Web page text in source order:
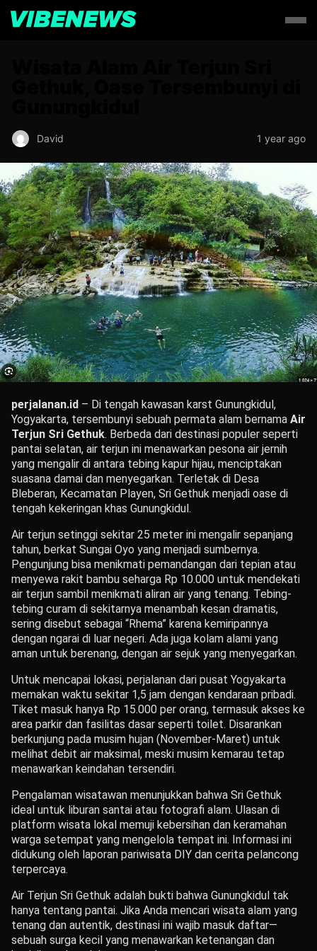
David 1 year ago
perjalanan.id – Di tengah kawasan karst Gunungkidul,
Yogyakarta, tersembunyi sebuah permata alam bernama Air
Terjun Sri Gethuk. Berbeda dari destinasi populer seperti
pantai selatan, air terjun ini menawarkan pesona air jernih
yang mengalir di antara tebing kapur hijau, menciptakan
suasana damai dan menyegarkan. Terletak di Desa
Bleberan, Kecamatan Playen, Sri Gethuk menjadi oase di
tengah kekeringan khas Gunungkidul.
Air terjun setinggi sekitar 25 meter ini mengalir sepanjang
tahun, berkat Sungai Oyo yang menjadi sumbernya.
Pengunjung bisa menikmati pemandangan dari tepian atau
menyewa rakit bambu seharga Rp 10.000 untuk mendekati
air terjun sambil menikmati aliran air yang tenang. Tebing-
tebing curam di sekitarnya menambah kesan dramatis,
sering disebut sebagai “Rhema” karena kemiripannya
dengan ngarai di luar negeri. Ada juga kolam alami yang
aman untuk berenang, dengan air sejuk yang menyegarkan.
Untuk mencapai lokasi, perjalanan dari pusat Yogyakarta
memakan waktu sekitar 1,5 jam dengan kendaraan pribadi.
Tiket masuk hanya Rp 15.000 per orang, termasuk akses ke
area parkir dan fasilitas dasar seperti toilet. Disarankan
berkunjung pada musim hujan (November-Maret) untuk
melihat debit air maksimal, meski musim kemarau tetap
menawarkan keindahan tersendiri.
Pengalaman wisatawan menunjukkan bahwa Sri Gethuk
ideal untuk liburan santai atau fotografi alam. Ulasan di
platform wisata lokal memuji kebersihan dan keramahan
warga setempat yang mengelola tempat ini. Informasi ini
didukung oleh laporan pariwisata DIY dan cerita pelancong
terpercaya.
Air Terjun Sri Gethuk adalah bukti bahwa Gunungkidul tak
hanya tentang pantai. Jika Anda mencari wisata alam yang
tenang dan autentik, destinasi ini wajib masuk daftar—
sebuah surga kecil yang menawarkan ketenangan dan